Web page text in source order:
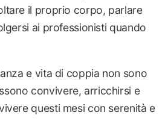
il proprio corpo, parlare
ai professionisti quando
e vita di coppia non sono
convivere, arricchirsi e
questi mesi con serenità e